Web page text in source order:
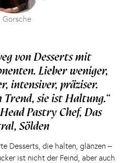
Gorsche
von Desserts mit
Lieber weniger,
intensiver, präziser.
sie ist Haltung.“
Pastry Chef, Das
Sölden
Desserts, die halten, glänzen –
ist nicht der Feind, aber auch